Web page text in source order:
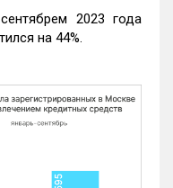
2023 года
на 44%.